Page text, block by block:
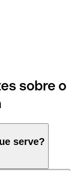
sobre o
serve?